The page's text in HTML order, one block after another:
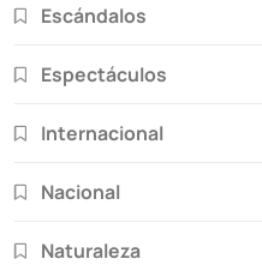
Escándalos
Espectáculos
Internacional
Nacional
Naturaleza